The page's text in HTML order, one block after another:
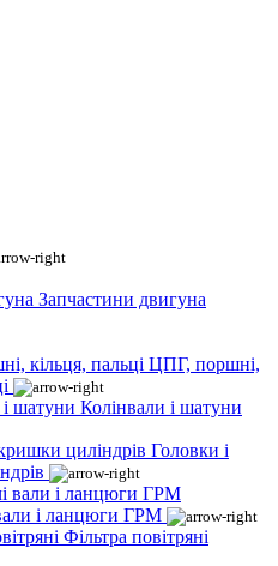
Запчастини двигуна
ЦПГ, поршні,
Колінвали і шатуни
Головки і
і ланцюги ГРМ
Фільтра повітряні